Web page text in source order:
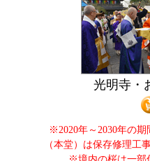
光明寺・
※2020年～2030年の
（本堂）は保存修理工